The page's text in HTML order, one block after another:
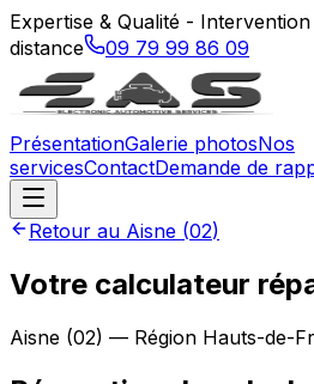
Expertise & Qualité -
distance
09 79 99 86 09
PrésentationGalerie photosNos
servicesContactDemande de
Retour au Aisne (02)
Votre calculateur
Aisne (02) — Région Hauts-de-